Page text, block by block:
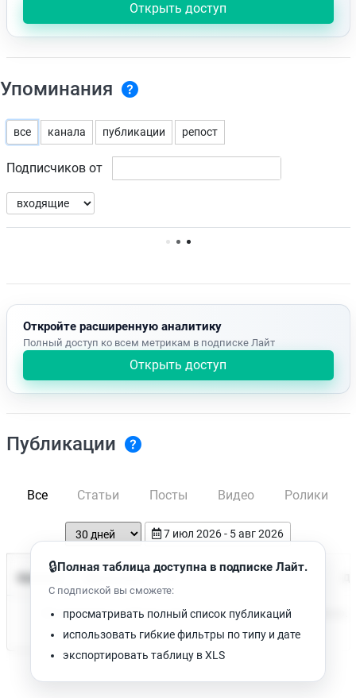
Открыть доступ
Упоминания
все канала публикации репост
Подписчиков от
Нет доступных упоминаний.
Откройте расширенную аналитику
Полный доступ ко всем метрикам в подписке Лайт
Открыть доступ
Публикации
Все Статьи Посты Видео Ролики
7 июл 2026 - 5 авг 2026
Время чтения
Нет доступных публикаций. Попробуйте изменить фильтр.
🔒Полная таблица доступна в подписке Лайт.
С подпиской вы сможете:
просматривать полный список публикаций
использовать гибкие фильтры по типу и дате
экспортировать таблицу в XLS